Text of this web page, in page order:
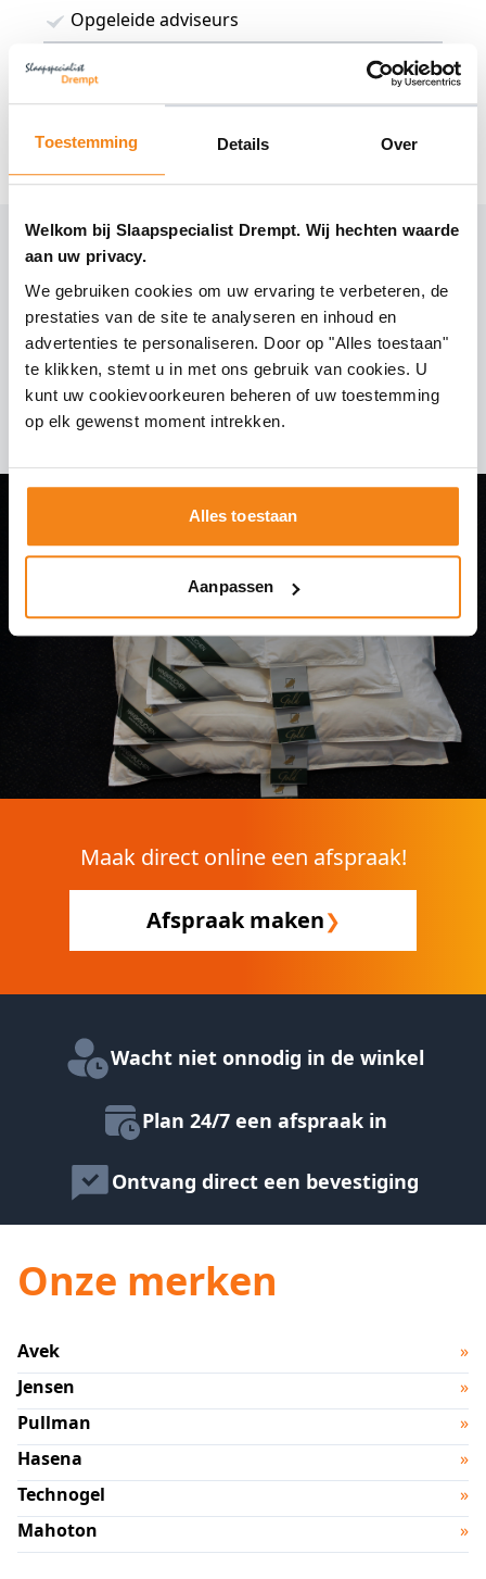
Toestemming Details Over
Welkom bij Slaapspecialist Drempt. Wij hechten waarde
aan uw privacy.
We gebruiken cookies om uw ervaring te verbeteren, de
prestaties van de site te analyseren en inhoud en
advertenties te personaliseren. Door op "Alles toestaan"
te klikken, stemt u in met ons gebruik van cookies. U
kunt uw cookievoorkeuren beheren of uw toestemming
op elk gewenst moment intrekken.
Alles toestaan
Aanpassen
Opgeleide adviseurs
Montageteam
Kwaliteit vergelijken
Mogelijkheden om kamer compleet te
maken
Wat een fijne dons zeg.
Hans Kruchen over Slaapspecialist Drempt
Maak direct online een afspraak!
Afspraak maken❯
Wacht niet onnodig in de winkel
Plan 24/7 een afspraak in
Ontvang direct een bevestiging
Onze merken
Avek
»
Jensen
»
Pullman
»
Hasena
»
Technogel
»
Mahoton
»